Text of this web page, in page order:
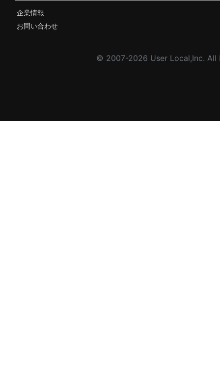
企業情報
お問い合わせ
© 2007-2026 User Local,Inc. All